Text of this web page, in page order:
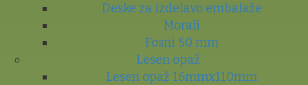
Deske za izdelavo embalaže
Morali
Fosni 50 mm
Lesen opaž
Lesen opaž 16mmx110mm